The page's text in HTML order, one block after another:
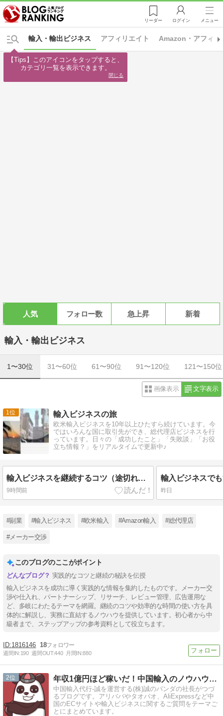
リーダー ログイン メニュー
アフィリエイト Amazon・アフィリ
輸入・輸出ビジネス
人気 フォロー数 急上昇 新着
輸入・輸出ビジネス
1〜30位 31〜60位 61〜90位 91〜120位 121〜150位
画像表示 文字表示
1 輸入ビジネスの旅
欧米輸入ビジネスを10年以上ひたすら続けています。今
ではいろんな国に取引先ができ、総代理店ビジネスを行
っています。日々の「成功したこと」「失敗談」「お役
立ち情報？」をリアルタイムで更新中♪
輸入ビジネスを継続するコツ（途切れてしまったとき編）。
9時間前 昨日
#副業 #輸入ビジネス #欧米輸入 #Amazon輸入 #総代理店
#メーカー交渉
このブログのここがポイント
実践的なコツと継続の秘訣を伝授
輸入ビジネスを成功に導く実践的な情報を集約したものです。メーカー交
渉や仕入れ、パートナーシップ、リサーチ、レビュー管理、広告運用な
ど、多岐にわたるテーマを網羅。継続のコツや効率的な時間の使い方を具
体的に解説し、実務に直結するノウハウを提供しています。初心者から中
級者まで、ステップアップの参考資料として役立ちます。
1816146 18
週間IN:190 週間OUT:440 月間IN:880
2 年収1億円ほど稼いだ！中国輸入のノウハウが無料で学べるブログ
中国輸入代行-誠を運営する(株)誠のパンダの社長がつづ
るブログです。アリババやタオバオ、AliExpressなど中
国のECサイトや輸入ビジネスに関するご質問をテーマご
とにまとめています。
【Tips】このアイコンをタップすると、
カテゴリ一覧を表示できます。
閉じる